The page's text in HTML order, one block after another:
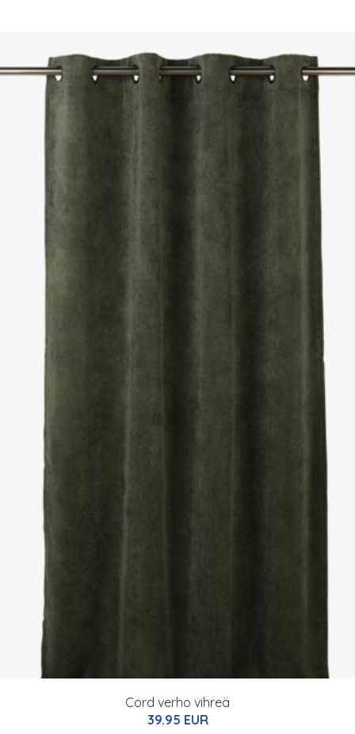
Cord verho vihreä
39.95 EUR